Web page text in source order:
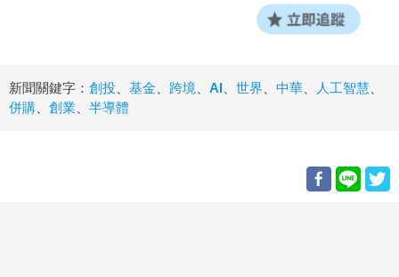
新聞關鍵字： 創投 基金 跨境 AI 世界 中華 人工智慧
併購
創業 半導體